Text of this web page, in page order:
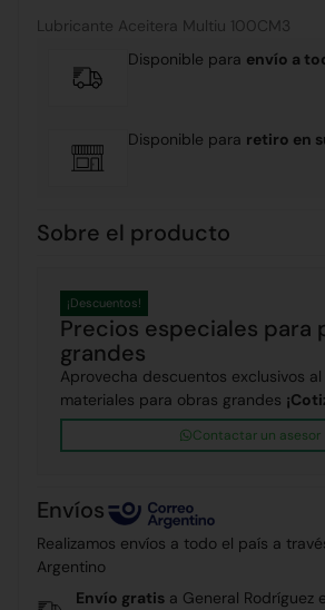
Lubricante Aceitera Multiu 100CM3
Disponible para envío a
Disponible para retiro en
Sobre el producto
Precios especiales para
grandes
¡Descuentos!
Aprovecha descuentos exclusivos
materiales para obras grandes
Contactar un asesor
Envíos
Realizamos envíos a todo el país a
Argentino
Envío gratis a General Rodríguez